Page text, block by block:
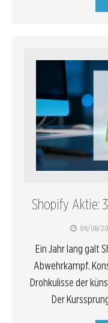
Shopify Aktie:
06/08/
Ein Jahr lang galt
Abwehrkampf.
Drohkulisse der
Der